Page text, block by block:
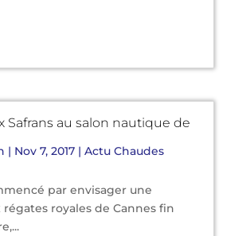
Safrans au salon nautique de
| Nov 7, 2017| Actu Chaudes
par envisager une
régates royales de Cannes fin